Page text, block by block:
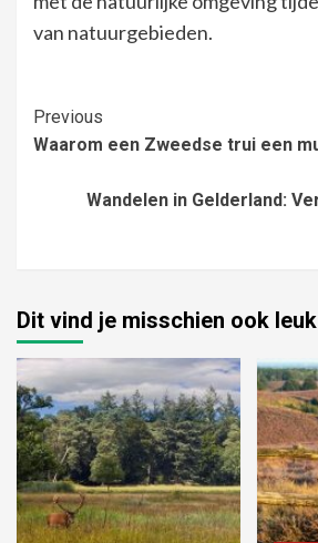
van natuurgebieden.
Continue
Reading
Previous
Waarom een Zweedse trui een
Wandelen in Gelderland:
Dit vind je misschien ook leuk